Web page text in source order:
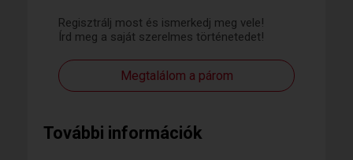
Regisztrálj most és ismerkedj meg vele!
Írd meg a saját szerelmes történetedet!
Megtalálom a párom
További információk